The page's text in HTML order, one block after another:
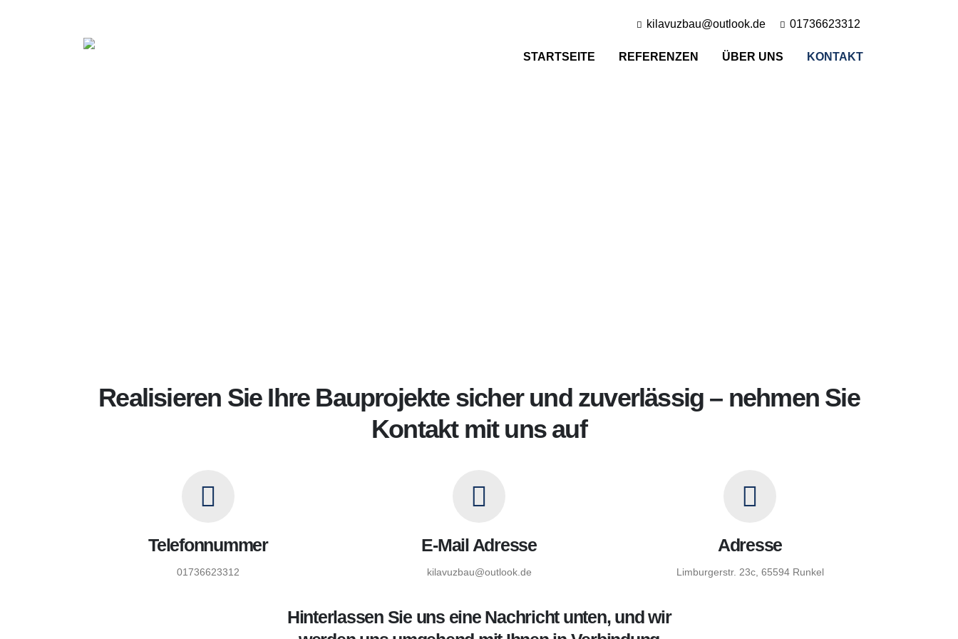
kilavuzbau@outlook.de 01736623312
STARTSEITE REFERENZEN ÜBER UNS KONTAKT
Realisieren Sie Ihre Bauprojekte sicher und zuverlässig – nehmen Sie
Kontakt mit uns auf
Telefonnummer
01736623312
E-Mail Adresse
kilavuzbau@outlook.de
Adresse
Limburgerstr. 23c, 65594 Runkel
Hinterlassen Sie uns eine Nachricht unten, und wir